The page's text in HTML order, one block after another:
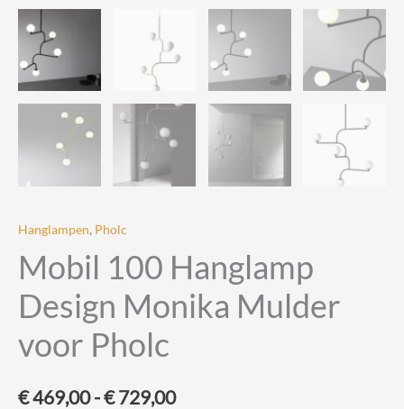
Hanglampen, Pholc
Mobil 100 Hanglamp
Design Monika Mulder
voor Pholc
€469,00 -€729,00Prijsklasse: